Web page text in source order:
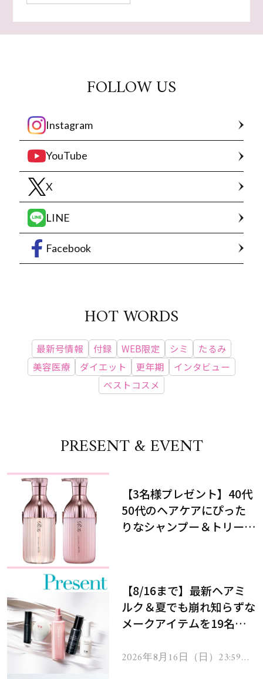
FOLLOW US
Instagram
YouTube
X
LINE
Facebook
HOT WORDS
最新号情報 付録 WEB限定 シミ
たるみ
美容医療
ダイエット 更年期
インタビュー
ベストコスメ
PRESENT & EVENT
【3名様プレゼント】40代
50代のヘアケアにぴった
りなシャンプー＆トリート
【8/16まで】最新ヘアミ
ルク＆夏でも崩れ知らずな
メークアイテムを19名様
2026年8月16日（日）23:59ま